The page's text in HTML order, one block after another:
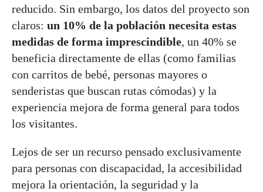
reducido. Sin embargo, los datos del proyecto son
claros: un 10% de la población necesita estas
medidas de forma imprescindible, un 40% se
beneficia directamente de ellas (como familias
con carritos de bebé, personas mayores o
senderistas que buscan rutas cómodas) y la
experiencia mejora de forma general para todos
los visitantes.
Lejos de ser un recurso pensado exclusivamente
para personas con discapacidad, la accesibilidad
mejora la orientación, la seguridad y la